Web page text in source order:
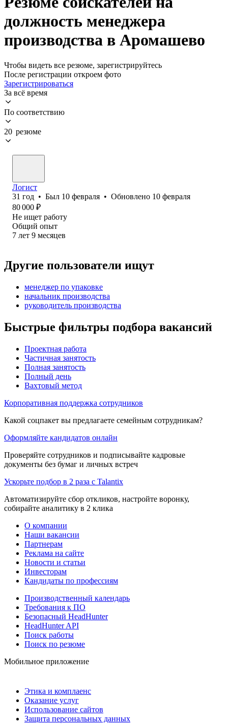
должность менеджера
производства в Аромашево
Чтобы видеть все резюме, зарегистрируйтесь
После регистрации откроем фото
Зарегистрироваться
За всё время
По соответствию
20 резюме
Логист
31 год • Был 10 февраля • Обновлено 10 февраля
80 000 ₽
Не ищет работу
Общий опыт
7 лет 9 месяцев
Другие пользователи ищут
менеджер по упаковке
начальник производства
руководитель производства
Быстрые фильтры подбора вакансий
Проектная работа
Частичная занятость
Полная занятость
Полный день
Вахтовый метод
Корпоративная поддержка сотрудников
Какой соцпакет вы предлагаете семейным сотрудникам?
Оформляйте кандидатов онлайн
Проверяйте сотрудников и подписывайте кадровые
документы без бумаг и личных встреч
Ускорьте подбор в 2 раза с Talantix
Автоматизируйте сбор откликов, настройте воронку,
собирайте аналитику в 2 клика
О компании
Наши вакансии
Партнерам
Реклама на сайте
Новости и статьи
Инвесторам
Кандидаты по профессиям
Производственный календарь
Требования к ПО
Безопасный HeadHunter
HeadHunter API
Поиск работы
Поиск по резюме
Мобильное приложение
Этика и комплаенс
Оказание услуг
Использование сайтов
Защита персональных данных